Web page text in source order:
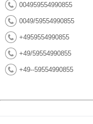
004959554990855
0049/59554990855
+4959554990855
+49/59554990855
+49--59554990855